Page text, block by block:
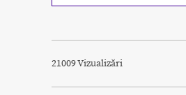
21009 Vizualizări